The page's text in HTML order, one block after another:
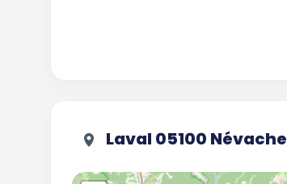
Laval 05100 Névache